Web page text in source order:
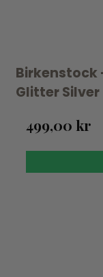
Birkenstock
Glitter Silver
499,00 kr